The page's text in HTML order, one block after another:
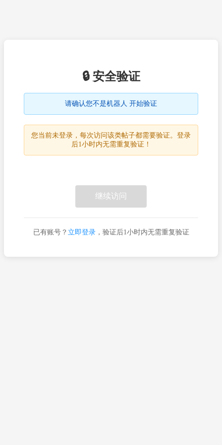
🔒 安全验证
请确认您不是机器人 开始验证
您当前未登录，每次访问该类帖子都需要验证。登录
后1小时内无需重复验证！
继续访问
已有账号？ 立即登录，验证后1小时内无需重复验证